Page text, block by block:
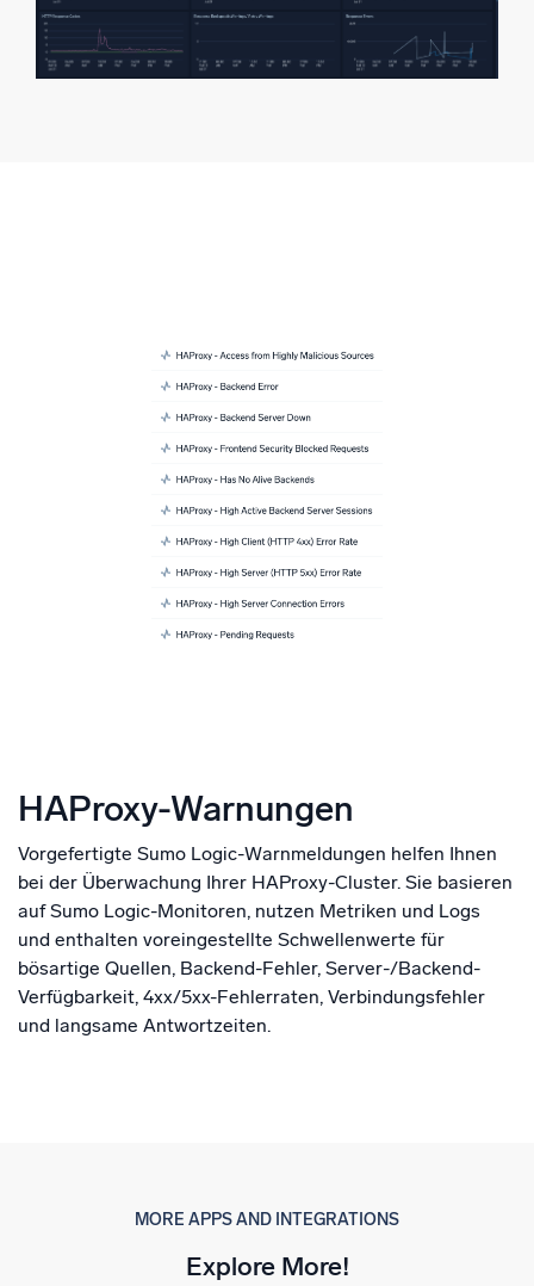
HAProxy-Warnungen
Vorgefertigte Sumo Logic-Warnmeldungen helfen Ihnen
bei der Überwachung Ihrer HAProxy-Cluster. Sie basieren
auf Sumo Logic-Monitoren, nutzen Metriken und Logs
und enthalten voreingestellte Schwellenwerte für
bösartige Quellen, Backend-Fehler, Server-/Backend-
Verfügbarkeit, 4xx/5xx-Fehlerraten, Verbindungsfehler
und langsame Antwortzeiten.
MORE APPS AND INTEGRATIONS
Explore More!